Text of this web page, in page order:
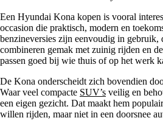
Een Hyundai Kona kopen is vooral
occasion die praktisch, modern en
benzineversies zijn eenvoudig in gebruik,
combineren gemak met zuinig rijden en
passen goed bij wie thuis of op het werk
De Kona onderscheidt zich bovendien
Waar veel compacte SUV’s veilig en
een eigen gezicht. Dat maakt hem
willen rijden, maar niet in een doorsnee